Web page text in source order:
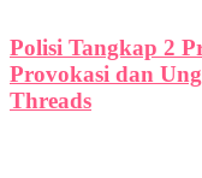
Polisi Tangkap 2
Provokasi dan
Threads